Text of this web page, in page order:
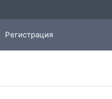
Регистрация